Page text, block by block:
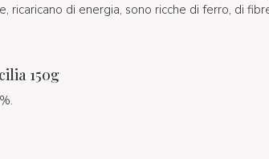
ricaricano di energia, sono ricche di ferro, di
150g